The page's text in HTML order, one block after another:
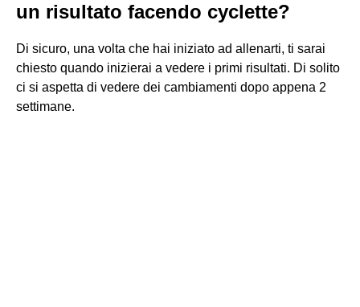
un risultato facendo cyclette?
Di sicuro, una volta che hai iniziato ad allenarti, ti sarai
chiesto quando inizierai a vedere i primi risultati. Di solito
ci si aspetta di vedere dei cambiamenti dopo appena 2
settimane.